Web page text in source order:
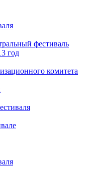
фестиваль
год
комитета